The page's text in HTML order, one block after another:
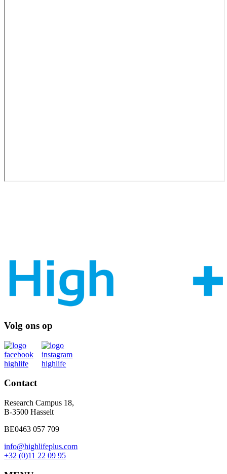
Volg ons op
Contact
Research Campus 18,
B-3500 Hasselt
BE0463 057 709
info@highlifeplus.com
+32 (0)11 22 09 95